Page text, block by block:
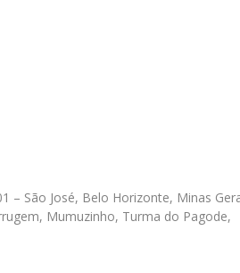
– São José, Belo Horizonte, Minas
Mumuzinho, Turma do Pagode,